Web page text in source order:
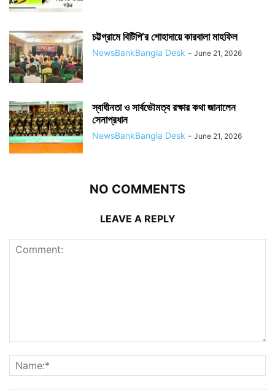
চট্টগ্রামে বিটিপি’র শোহাদায়ে কারবালা মাহফিল
NewsBankBangla Desk - June 21, 2026
স্বাধীনতা ও সার্বভৌমত্ব রক্ষার কথা জানালেন
সেনাপ্রধান
NewsBankBangla Desk - June 21, 2026
NO COMMENTS
LEAVE A REPLY